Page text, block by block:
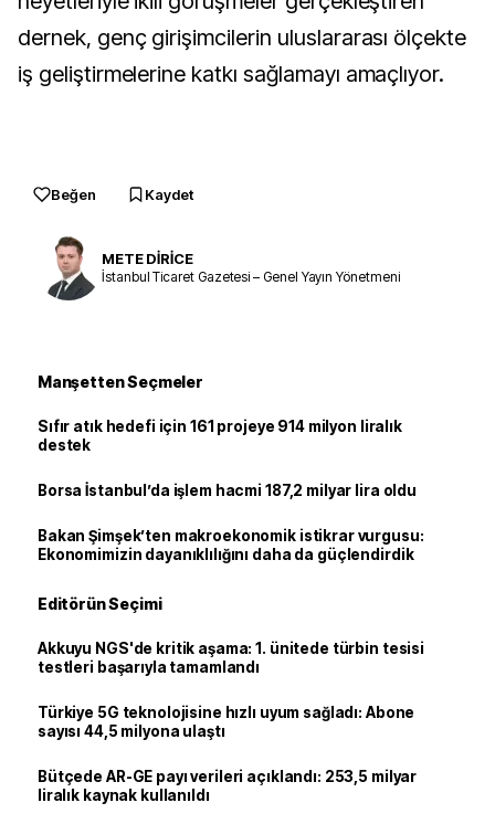
dernek, genç girişimcilerin uluslararası ölçekte
iş geliştirmelerine katkı sağlamayı amaçlıyor.
Beğen Kaydet
METE DİRİCE
İstanbul Ticaret Gazetesi – Genel Yayın Yönetmeni
Manşetten Seçmeler
Sıfır atık hedefi için 161 projeye 914 milyon liralık
destek
Borsa İstanbul’da işlem hacmi 187,2 milyar lira oldu
Bakan Şimşek’ten makroekonomik istikrar vurgusu:
Ekonomimizin dayanıklılığını daha da güçlendirdik
Editörün Seçimi
Akkuyu NGS'de kritik aşama: 1. ünitede türbin tesisi
testleri başarıyla tamamlandı
Türkiye 5G teknolojisine hızlı uyum sağladı: Abone
sayısı 44,5 milyona ulaştı
Bütçede AR-GE payı verileri açıklandı: 253,5 milyar
liralık kaynak kullanıldı